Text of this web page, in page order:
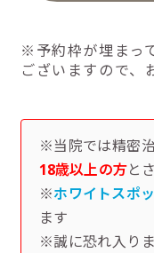
※予約枠が埋まっ
ございますので、
※当院では精密
18歳以上の方と
※ホワイトスポ
ます
※誠に恐れ入り